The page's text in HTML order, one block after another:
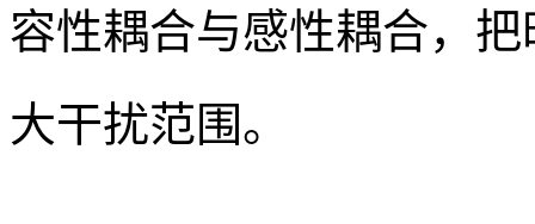
容性耦合与感性耦合，
大干扰范围。